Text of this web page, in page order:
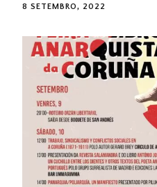
8 SETEMBRO, 2022